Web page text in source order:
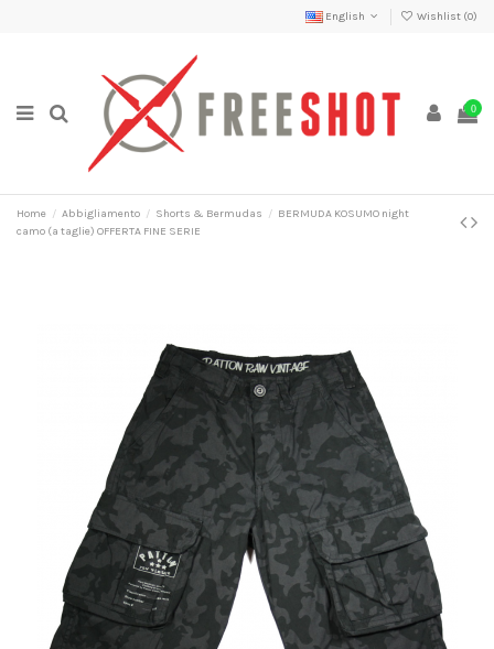
English Wishlist (0)
0
Home Abbigliamento Shorts & Bermudas
BERMUDA KOSUMO night
camo (a taglie) OFFERTA FINE SERIE